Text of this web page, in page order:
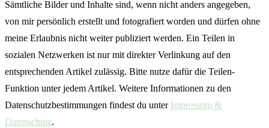
Sämtliche Bilder und Inhalte sind, wenn nicht anders angegeben,
von mir persönlich erstellt und fotografiert worden und dürfen ohne
meine Erlaubnis nicht weiter publiziert werden. Ein Teilen in
sozialen Netzwerken ist nur mit direkter Verlinkung auf den
entsprechenden Artikel zulässig. Bitte nutze dafür die Teilen-
Funktion unter jedem Artikel. Weitere Informationen zu den
Datenschutzbestimmungen findest du unter Impressum &
Datenschutz.